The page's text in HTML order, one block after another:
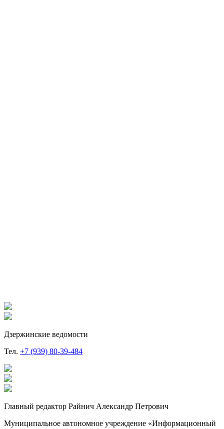
Дзержинские ведомости
Тел. +7 (939) 80-39-484
Главный редактор Райнич Александр Петрович
Муниципальное автономное учреждение «Информационный